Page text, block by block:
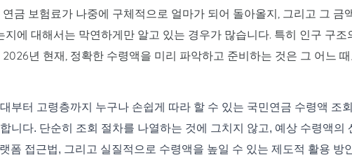
금 보험료가 나중에 구체적으로 얼마가 되어 돌아올지, 그리고 그 금
에 대해서는 막연하게만 알고 있는 경우가 많습니다. 특히 인구 구조
년 현재, 정확한 수령액을 미리 파악하고 준비하는 것은 그 어느
부터 고령층까지 누구나 손쉽게 따라 할 수 있는 국민연금 수령액 조
니다. 단순히 조회 절차를 나열하는 것에 그치지 않고, 예상 수령액의
폼 접근법, 그리고 실질적으로 수령액을 높일 수 있는 제도적 활용 방